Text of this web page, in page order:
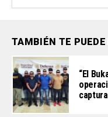
TAMBIÉN TE PUEDE
“El
captura